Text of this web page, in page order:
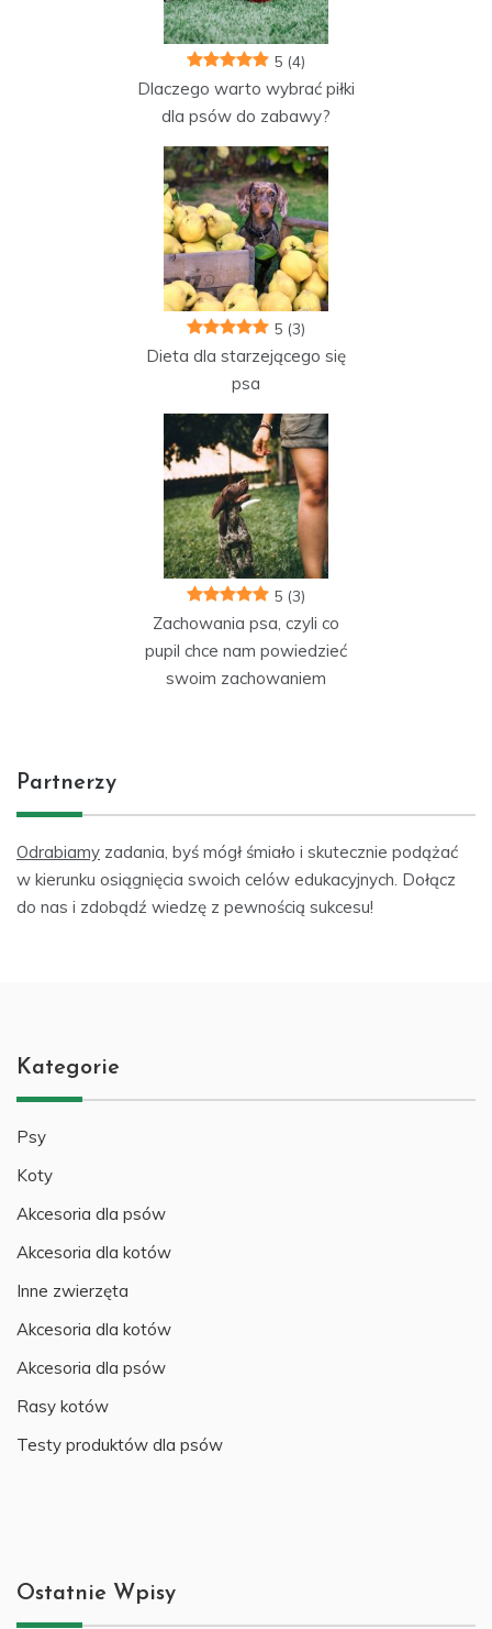
5 (4)
Dlaczego warto wybrać piłki
dla psów do zabawy?
5 (3)
Dieta dla starzejącego się
psa
5 (3)
Zachowania psa, czyli co
pupil chce nam powiedzieć
swoim zachowaniem
Partnerzy
Odrabiamy zadania, byś mógł śmiało i skutecznie podążać
w kierunku osiągnięcia swoich celów edukacyjnych. Dołącz
do nas i zdobądź wiedzę z pewnością sukcesu!
Kategorie
Psy
Koty
Akcesoria dla psów
Akcesoria dla kotów
Inne zwierzęta
Akcesoria dla kotów
Akcesoria dla psów
Rasy kotów
Testy produktów dla psów
Ostatnie Wpisy